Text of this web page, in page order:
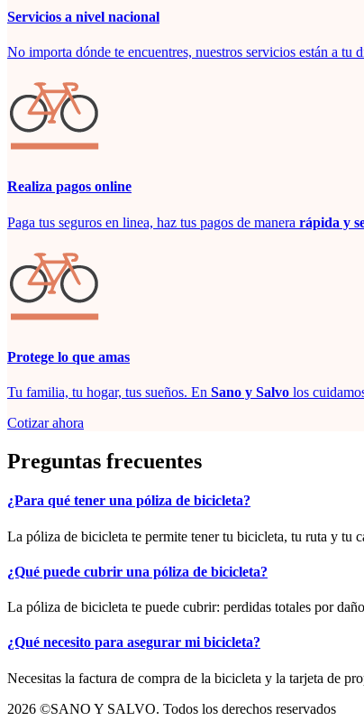
Servicios a nivel nacional
No importa dónde te encuentres, nuestros servicios están a tu
Realiza pagos online
Paga tus seguros en linea, haz tus pagos de manera rápida y
Protege lo que amas
Tu familia, tu hogar, tus sueños. En Sano y Salvo los
Cotizar ahora
Preguntas frecuentes
¿Para qué tener una póliza de bicicleta?
La póliza de bicicleta te permite tener tu bicicleta, tu ruta y tu
¿Qué puede cubrir una póliza de bicicleta?
La póliza de bicicleta te puede cubrir: perdidas totales por
¿Qué necesito para asegurar mi bicicleta?
Necesitas la factura de compra de la bicicleta y la tarjeta de
2026 ©SANO Y SALVO. Todos los derechos reservados